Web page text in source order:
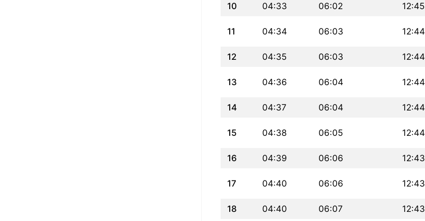
10 04:33 06:02 12:45
11 04:34 06:03 12:44
12 04:35 06:03 12:44
13 04:36 06:04 12:44
14 04:37 06:04 12:44
15 04:38 06:05 12:44
16 04:39 06:06 12:43
17 04:40 06:06 12:43
18 04:40 06:07 12:43